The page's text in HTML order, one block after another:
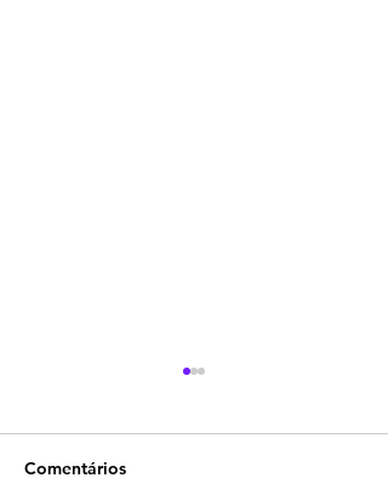
Comentários